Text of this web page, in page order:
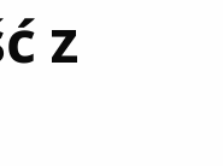
z